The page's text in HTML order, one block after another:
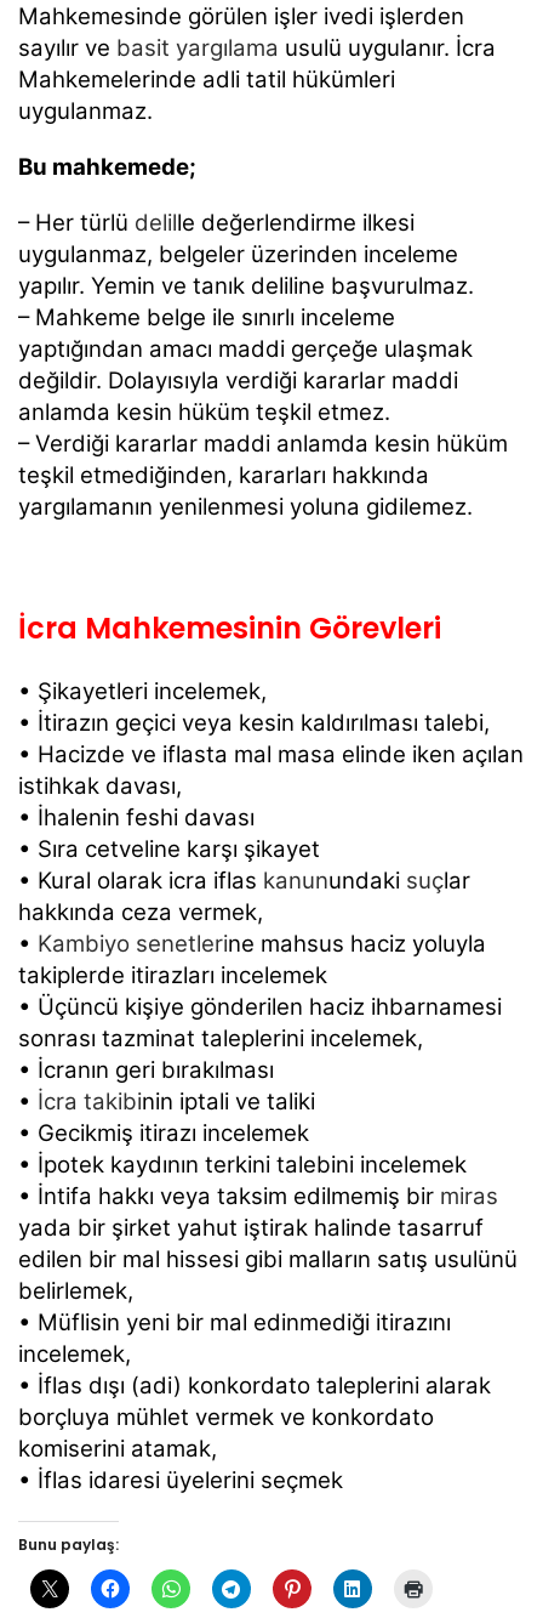
Mahkemesinde görülen işler ivedi işlerden
sayılır ve basit yargılama usulü uygulanır. İcra
Mahkemelerinde adli tatil hükümleri
uygulanmaz.
Bu mahkemede;
– Her türlü delille değerlendirme ilkesi
uygulanmaz, belgeler üzerinden inceleme
yapılır. Yemin ve tanık deliline başvurulmaz.
– Mahkeme belge ile sınırlı inceleme
yaptığından amacı maddi gerçeğe ulaşmak
değildir. Dolayısıyla verdiği kararlar maddi
anlamda kesin hüküm teşkil etmez.
– Verdiği kararlar maddi anlamda kesin hüküm
teşkil etmediğinden, kararları hakkında
yargılamanın yenilenmesi yoluna gidilemez.
İcra Mahkemesinin Görevleri
• Şikayetleri incelemek,
• İtirazın geçici veya kesin kaldırılması talebi,
• Hacizde ve iflasta mal masa elinde iken açılan
istihkak davası,
• İhalenin feshi davası
• Sıra cetveline karşı şikayet
• Kural olarak icra iflas kanunundaki suçlar
hakkında ceza vermek,
• Kambiyo senetlerine mahsus haciz yoluyla
takiplerde itirazları incelemek
• Üçüncü kişiye gönderilen haciz ihbarnamesi
sonrası tazminat taleplerini incelemek,
• İcranın geri bırakılması
• İcra takibinin iptali ve taliki
• Gecikmiş itirazı incelemek
• İpotek kaydının terkini talebini incelemek
• İntifa hakkı veya taksim edilmemiş bir miras
yada bir şirket yahut iştirak halinde tasarruf
edilen bir mal hissesi gibi malların satış usulünü
belirlemek,
• Müflisin yeni bir mal edinmediği itirazını
incelemek,
• İflas dışı (adi) konkordato taleplerini alarak
borçluya mühlet vermek ve konkordato
komiserini atamak,
• İflas idaresi üyelerini seçmek
Bunu paylaş: